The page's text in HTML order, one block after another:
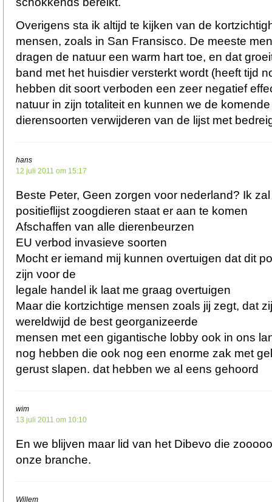
Overigens sta ik altijd te kijken van de
mensen, zoals in San Fransisco. De meeste
dragen de natuur een warm hart toe, en dat
band met het huisdier versterkt wordt (heeft tijd
hebben dit soort verboden een zeer negatief
natuur in zijn totaliteit en kunnen we de
dierensoorten verwijderen van de lijst met
hans
12 juli 2011 om 15:17
Beste Peter, Geen zorgen voor nederland? Ik
positieflijst zoogdieren staat er aan te komen
Afschaffen van alle dierenbeurzen
EU verbod invasieve soorten
Mocht er iemand mij kunnen overtuigen dat dit
zijn voor de
legale handel ik laat me graag overtuigen
Maar die kortzichtige mensen zoals jij zegt, dat
wereldwijd de best georganizeerde
mensen met een gigantische lobby ook in ons
nog hebben die ook nog een enorme zak met
gerust slapen. dat hebben we al eens gehoord
wim
13 juli 2011 om 10:10
En we blijven maar lid van het Dibevo die
onze branche.
Willem